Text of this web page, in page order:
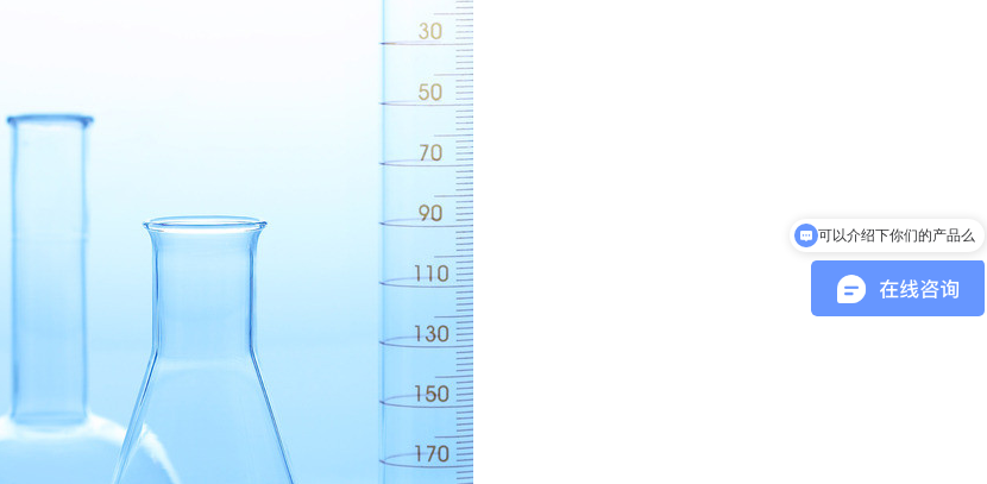
可以介绍下你们的产品么